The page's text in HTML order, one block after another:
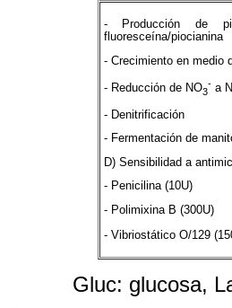
- Producción de pi
fluoresceína/piocianina
- Crecimiento en medio
- Reducción de NO3
-a
- Denitrificación
- Fermentación de
D) Sensibilidad a
- Penicilina (10U)
- Polimixina B (300U)
- Vibriostático O/129
Gluc: glucosa,